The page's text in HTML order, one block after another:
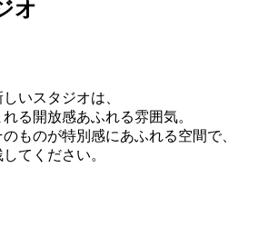
オ
いスタジオは、
る開放感あふれる雰囲気。
ものが特別感にあふれる空間で、
てください。